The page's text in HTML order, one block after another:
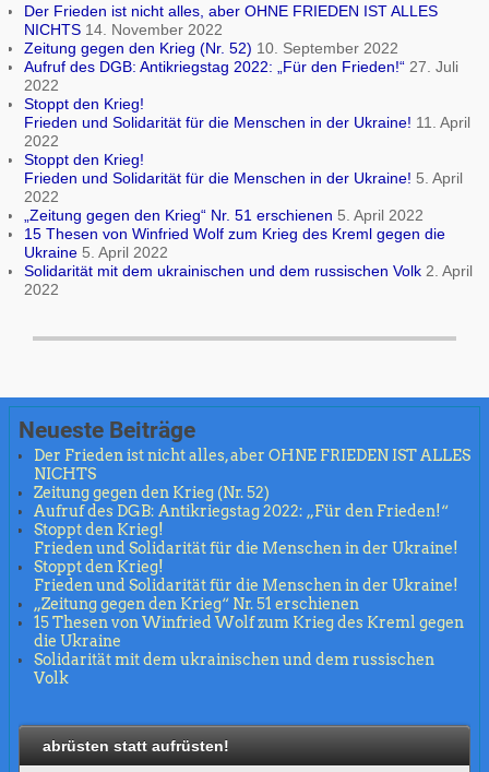
Der Frieden ist nicht alles, aber OHNE FRIEDEN IST ALLES
NICHTS 14. November 2022
Zeitung gegen den Krieg (Nr. 52) 10. September 2022
Aufruf des DGB: Antikriegstag 2022: „Für den Frieden!“ 27. Juli
2022
Stoppt den Krieg!
Frieden und Solidarität für die Menschen in der Ukraine! 11. April
2022
Stoppt den Krieg!
Frieden und Solidarität für die Menschen in der Ukraine! 5. April
2022
„Zeitung gegen den Krieg“ Nr. 51 erschienen 5. April 2022
15 Thesen von Winfried Wolf zum Krieg des Kreml gegen die
Ukraine 5. April 2022
Solidarität mit dem ukrainischen und dem russischen Volk 2. April
2022
Neueste Beiträge
Der Frieden ist nicht alles, aber OHNE FRIEDEN IST ALLES
NICHTS
Zeitung gegen den Krieg (Nr. 52)
Aufruf des DGB: Antikriegstag 2022: „Für den Frieden!“
Stoppt den Krieg!
Frieden und Solidarität für die Menschen in der Ukraine!
Stoppt den Krieg!
Frieden und Solidarität für die Menschen in der Ukraine!
„Zeitung gegen den Krieg“ Nr. 51 erschienen
15 Thesen von Winfried Wolf zum Krieg des Kreml gegen
die Ukraine
Solidarität mit dem ukrainischen und dem russischen
Volk
abrüsten statt aufrüsten!